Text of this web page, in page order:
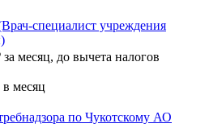
специалист учреждения
за месяц, до вычета налогов
месяц
по Чукотскому АО